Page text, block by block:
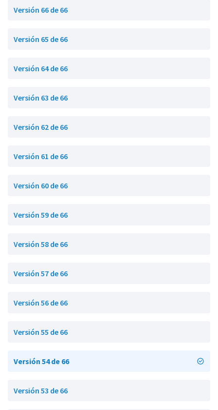
Versión 66 de 66
Versión 65 de 66
Versión 64 de 66
Versión 63 de 66
Versión 62 de 66
Versión 61 de 66
Versión 60 de 66
Versión 59 de 66
Versión 58 de 66
Versión 57 de 66
Versión 56 de 66
Versión 55 de 66
Versión 54 de 66
Versión 53 de 66